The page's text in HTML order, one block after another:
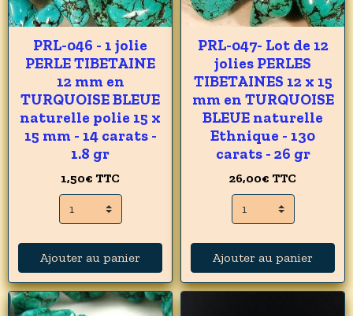
PRL-046 - 1 jolie
PERLE TIBETAINE
12 mm en
TURQUOISE BLEUE
naturelle polie 15 x
15 mm - 14 carats -
1.8 gr
1,50€ TTC
Ajouter au panier
PRL-047- Lot de 12
jolies PERLES
TIBETAINES 12 x 15
mm en TURQUOISE
BLEUE naturelle
Ethnique - 130
carats - 26 gr
26,00€ TTC
Ajouter au panier